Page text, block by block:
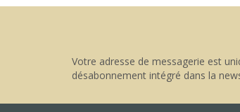
Votre adresse de messagerie est
désabonnement intégré dans la